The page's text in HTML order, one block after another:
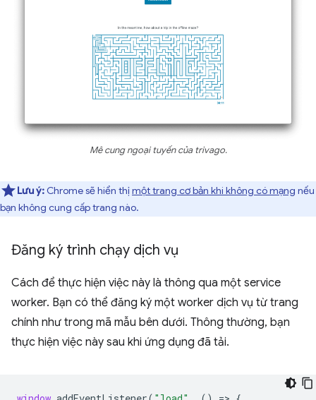
Mê cung ngoại tuyến của trivago.
Lưu ý: Chrome sẽ hiển thịmột trang cơ bản khi không có mạng nếu
bạn không cung cấp trang nào.
Đăng ký trình chạy dịch vụ
Cách để thực hiện việc này là thông qua một service
worker. Bạn có thể đăng ký một worker dịch vụ từ trang
chính như trong mã mẫu bên dưới. Thông thường, bạn
thực hiện việc này sau khi ứng dụng đã tải.